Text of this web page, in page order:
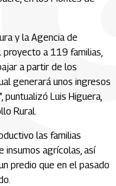
y la Agencia de
proyecto a 119 familias,
a partir de los
generará unos ingresos
puntualizó Luis Higuera,
Rural.
las familias
insumos agrícolas, así
predio que en el pasado